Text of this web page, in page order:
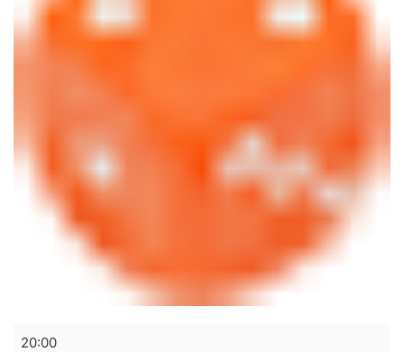
Soirée
20:00